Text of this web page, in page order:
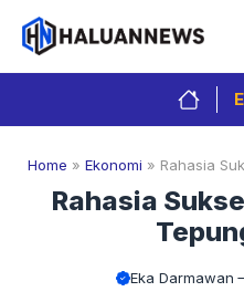
Langsung
isi
Home » Ekonomi » Rahasia
Rahasia
Eka Darmawan